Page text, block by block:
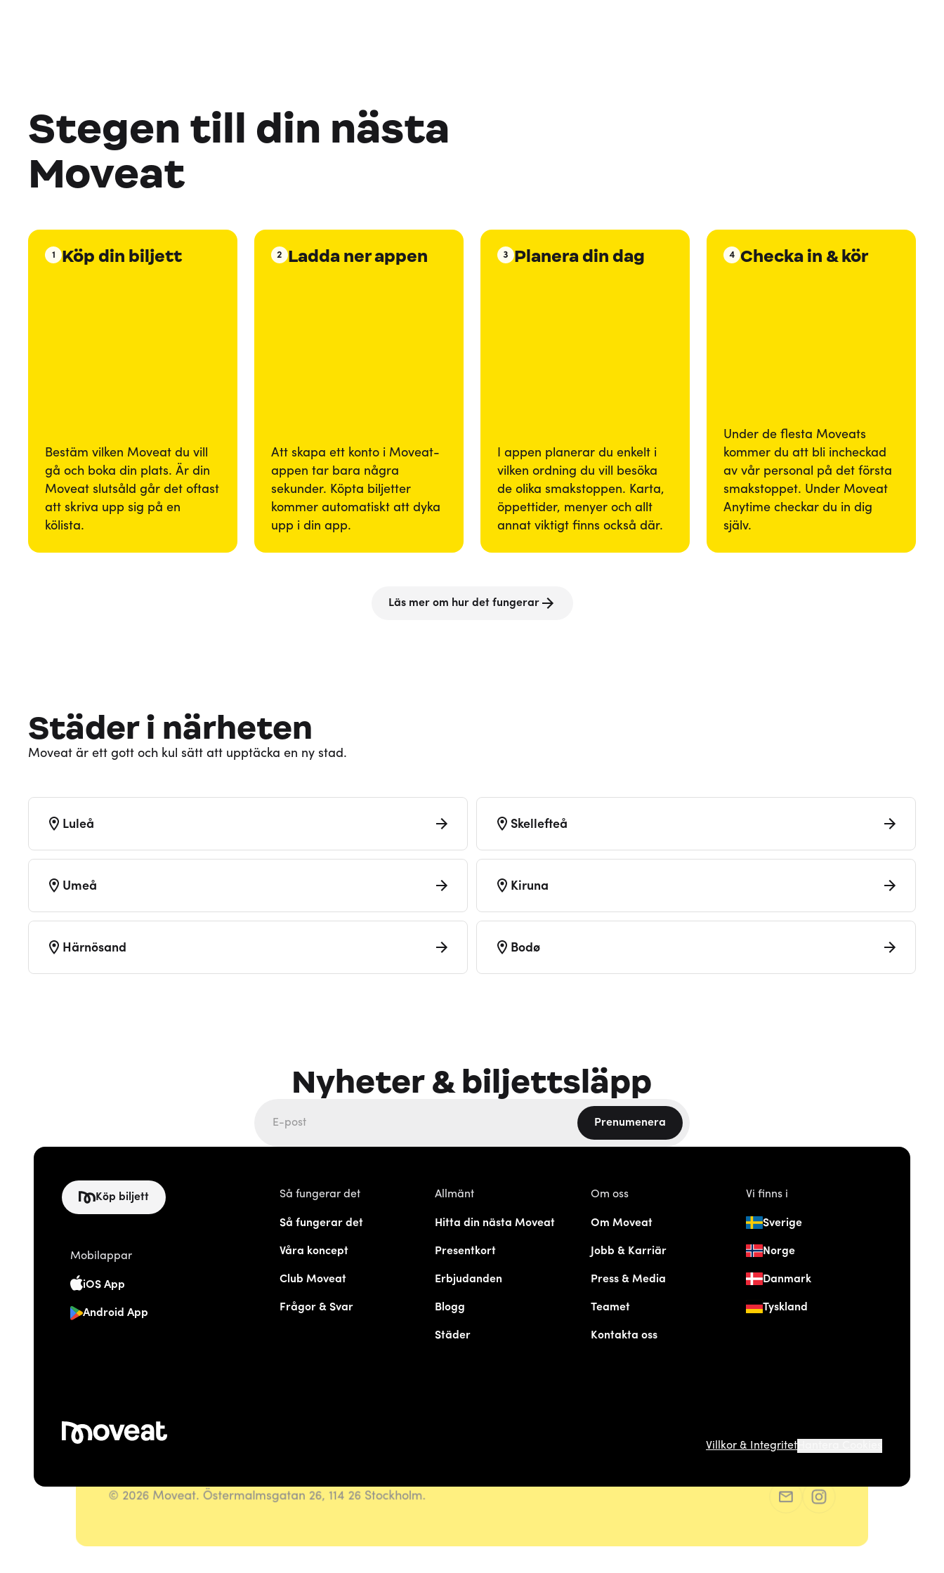
Stegen till din nästa
Moveat
1 Köp din biljett
Bestäm vilken Moveat du vill
gå och boka din plats. Är din
Moveat slutsåld går det oftast
att skriva upp sig på en
kölista.
2 Ladda ner appen
Att skapa ett konto i Moveat-
appen tar bara några
sekunder. Köpta biljetter
kommer automatiskt att dyka
upp i din app.
3 Planera din dag
I appen planerar du enkelt i
vilken ordning du vill besöka
de olika smakstoppen. Karta,
öppettider, menyer och allt
annat viktigt finns också där.
4 Checka in & kör
Under de flesta Moveats
kommer du att bli incheckad
av vår personal på det första
smakstoppet. Under Moveat
Anytime checkar du in dig
själv.
Läs mer om hur det fungerar
Städer i närheten
Moveat är ett gott och kul sätt att upptäcka en ny stad.
Luleå Skellefteå
Umeå Kiruna
Härnösand Bodø
Nyheter & biljettsläpp
Prenumenera
Köp biljett
Mobilappar
iOS App
Android App
Så fungerar det
Så fungerar det
Våra koncept
Club Moveat
Frågor & Svar
Allmänt
Hitta din nästa Moveat
Presentkort
Erbjudanden
Blogg
Städer
Om oss
Om Moveat
Jobb & Karriär
Press & Media
Teamet
Kontakta oss
Vi finns i
Sverige
Norge
Danmark
Tyskland
Villkor & Integritet
© 2026 Moveat. Östermalmsgatan 26, 114 26 Stockholm.